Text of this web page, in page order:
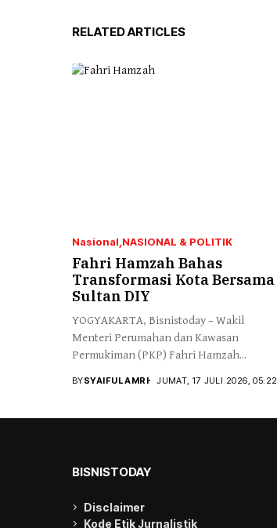
RELATED ARTICLES
Nasional NASIONAL & POLITIK
Fahri Hamzah Bahas
Transformasi Kota Bersama
Sultan DIY
YOGYAKARTA, Bisnistoday – Wakil
Menteri Perumahan dan Kawasan
Permukiman (PKP) Fahri Hamzah...
BYSYAIFUL AMRI JUMAT, 17 JULI 2026, 05:22
BISNISTODAY
Disclaimer
Kode Etik Jurnalistik